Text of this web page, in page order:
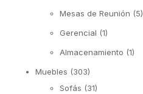
Mesas de Reunión (5)
Gerencial (1)
Almacenamiento (1)
Muebles (303)
Sofás (31)